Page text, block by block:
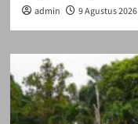
admin 9 Agustus 2026